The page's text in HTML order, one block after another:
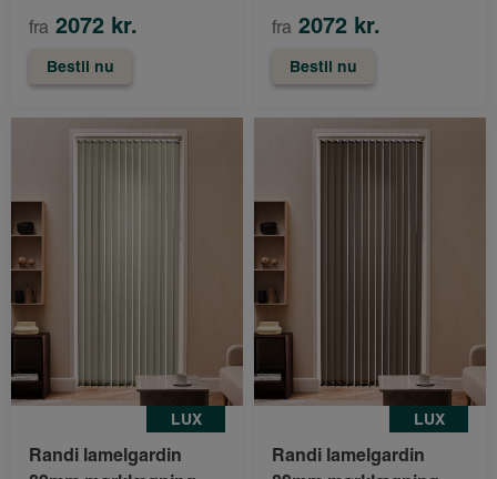
fra 2072 kr.
Bestil nu
fra 2072 kr.
Bestil nu
LUX
Randi lamelgardin
LUX
Randi lamelgardin